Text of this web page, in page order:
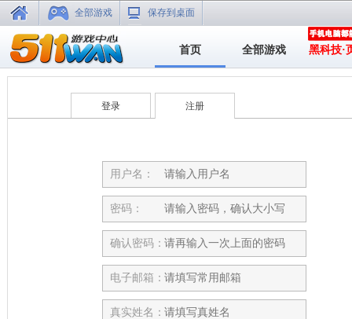
全部游戏 保存到桌面
首页 全部游戏 黑科技·
登录 注册
用户名：
密码：
确认密码：
电子邮箱：
真实姓名：